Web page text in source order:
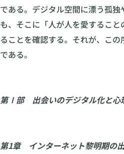
である。デジタル空間に漂う孤
も、そこに「人が人を愛するこ
ることを確認する。それが、こ
である。
第Ⅰ部 出会いのデジタル化と心
第1章 インターネット黎明期の